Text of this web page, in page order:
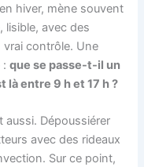
hiver, mène souvent
lisible, avec des
contrôle. Une
:que se passe-t-il un
là entre 9 h et 17 h ?
aussi. Dépoussiérer
avec des rideaux
Sur ce point,